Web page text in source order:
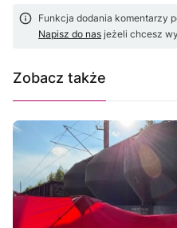
Funkcja dodania komentarzy
Napisz do nas jeżeli chcesz
Zobacz także